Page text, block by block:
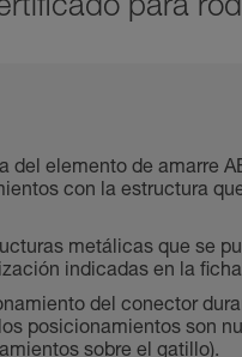
para
del elemento de amarre
con la estructura
metálicas que se
indicadas en la
del conector
posicionamientos son
sobre el gatillo).